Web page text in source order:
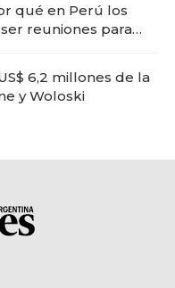
qué en Perú los
reuniones para
6,2 millones de la
y Woloski